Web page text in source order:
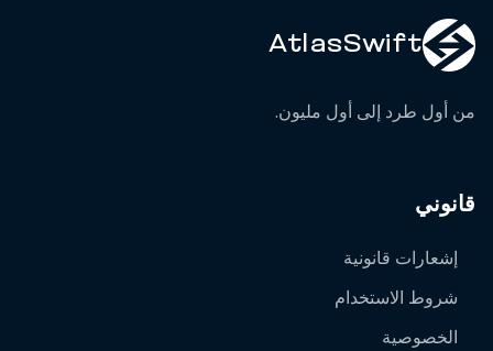
AtlasSwift
من أول طرد إلى أول مليون.
قانوني
إشعارات قانونية
شروط الاستخدام
الخصوصية